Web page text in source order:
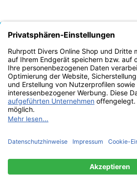
Vertrag widerrufen
* Alle Preise inkl. gesetzlicher USt., zzgl.Versand